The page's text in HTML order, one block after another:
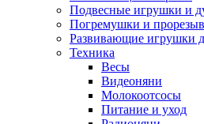
Подвесные игрушки и
Погремушки и
Развивающие игрушки
Техника
Весы
Видеоняни
Молокоотсосы
Питание и уход